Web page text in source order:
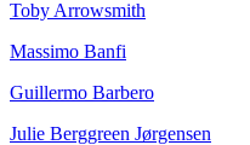
Toby Arrowsmith
Massimo Banfi
Guillermo Barbero
Julie Berggreen Jørgensen